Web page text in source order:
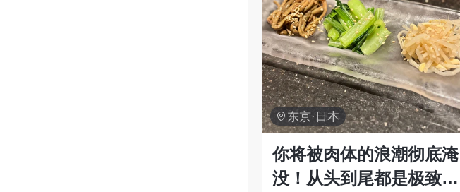
东京·日本
你将被肉体的浪潮彻底淹
没！从头到尾都是极致的